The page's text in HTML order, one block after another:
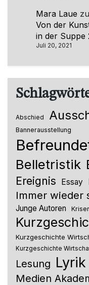
Mara Laue zu
Von der
in der Suppe
Juli 20, 2021
Abschied
Bannerausstellung
Belletristik
Ereignis Essay
Immer wieder
Junge Autoren
Kurzgeschichte
Kurzgeschichte
Lesung Lyrik
Medien